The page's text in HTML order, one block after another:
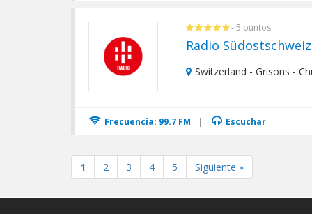
- 5 puntos
Radio Südostschweiz
Switzerland - Grisons -
Frecuencia: 99.7 FM | Escuchar
1 2 3 4 5 Siguiente »